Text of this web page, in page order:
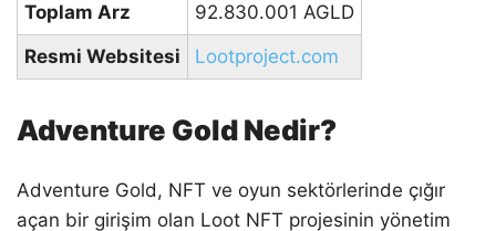
Toplam Arz
92.830.001 AGLD
Resmi Websitesi
Lootproject.com
Adventure Gold Nedir?
Adventure Gold, NFT ve oyun sektörlerinde çığır
açan bir girişim olan Loot NFT projesinin yönetim